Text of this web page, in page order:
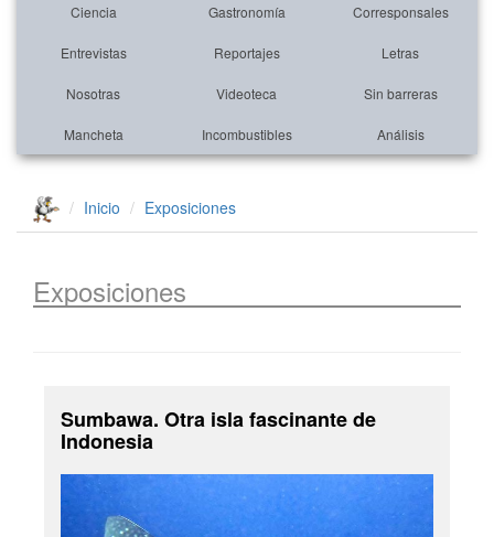
Ciencia Gastronomía Corresponsales
Entrevistas Reportajes Letras
Nosotras Videoteca Sin barreras
Mancheta Incombustibles Análisis
Inicio Exposiciones
Exposiciones
Sumbawa. Otra isla fascinante de
Indonesia